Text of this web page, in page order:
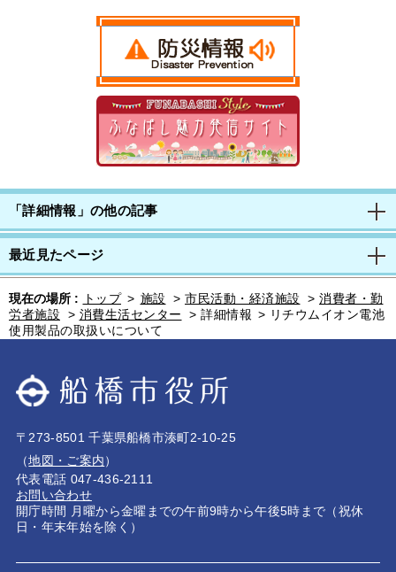
「詳細情報」の他の記事
最近見たページ
現在の場所 : トップ > 施設 > 市民活動・経済施設 > 消費者・勤
労者施設
> 消費生活センター > 詳細情報 > リチウムイオン電池
使用製品の取扱いについて
〒273-8501 千葉県船橋市湊町2-10-25
（地図・ご案内）
代表電話 047-436-2111
お問い合わせ
開庁時間 月曜から金曜までの午前9時から午後5時まで（祝休
日・年末年始を除く）